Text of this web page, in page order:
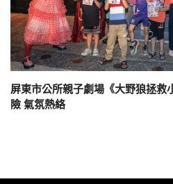
屏東市公所親子劇場《大野狼拯救
險 氣氛熱絡